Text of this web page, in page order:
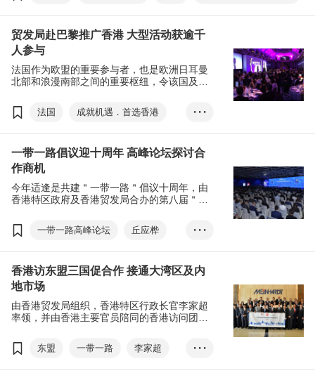
贸发局赴巴黎推广香港 大型活动获逾千
人参与
法国作为欧盟的重要参与者，也是欧洲日耳曼
北部和浪漫南部之间的重要枢纽，令该国及其
法国
成就机遇．首选香港
林建岳
• • •
一带一路倡议迎十周年 高峰论坛探讨合
作商机
今年适逢是共建＂一带一路＂倡议十周年，由
香港特区政府及香港贸发局合办的第八届＂一
＂为题，继续发挥＂一带一路＂重要商贸交流
平台的角色，并向世界展现香港独特优势。
一带一路高峰论坛
丘应桦
林建岳
中东专场
一对一项目对接会
投资项目推介
青年专章
• • •
香港访东盟三国促合作 接通大湾区及内
地市场
由香港贸发局组织，香港特区行政长官李家超
率领，并由香港主要官员陪同的香港访问团，
的东盟三国访问之旅，签订超过30份合作备忘
录，涵盖贸易、金融、科技和文化。
东盟 一带一路
李家超
林建岳
访问团
新加坡
• • •